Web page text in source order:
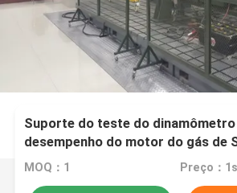
Suporte do teste do
desempenho do motor do gás de
3000/10000 45Kw
MOQ：1